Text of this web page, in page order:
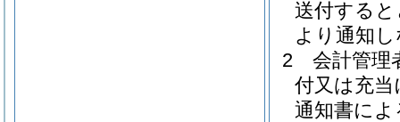
送付する
より通知
2
会計管理
付又は充
通知書に